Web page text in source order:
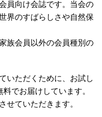
員向け会誌です。当会の
界のすばらしさや自然保
族会員以外の会員種別の
いただくために、お試し
でお届けしています。
せていただきます。